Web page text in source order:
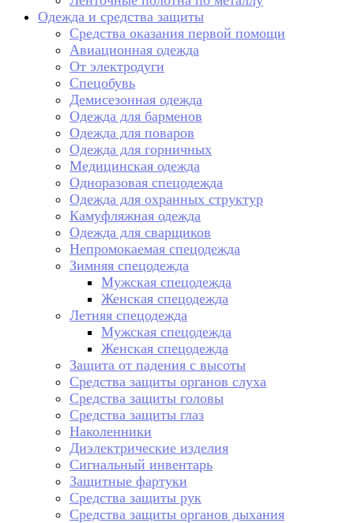
Одежда и средства защиты
Средства оказания первой помощи
Авиационная одежда
От электродуги
Спецобувь
Демисезонная одежда
Одежда для барменов
Одежда для поваров
Одежда для горничных
Медицинская одежда
Одноразовая спецодежда
Одежда для охранных структур
Камуфляжная одежда
Одежда для сварщиков
Непромокаемая спецодежда
Зимняя спецодежда
Мужская спецодежда
Женская спецодежда
Летняя спецодежда
Мужская спецодежда
Женская спецодежда
Защита от падения с высоты
Средства защиты органов слуха
Средства защиты головы
Средства защиты глаз
Наколенники
Диэлектрические изделия
Сигнальный инвентарь
Защитные фартуки
Средства защиты рук
Средства защиты органов дыхания